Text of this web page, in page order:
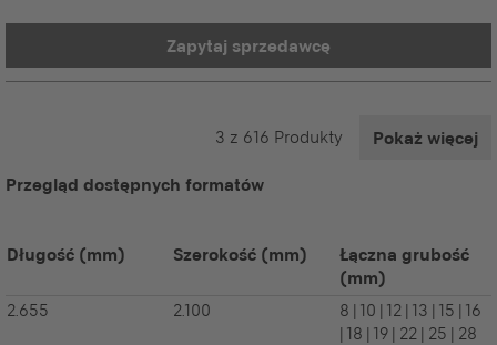
Zapytaj sprzedawcę
3 z 616 Produkty Pokaż więcej
Przegląd dostępnych formatów
Długość (mm) Szerokość (mm)
Łączna grubość
(mm)
2.655 2.100
8 | 10 | 12 | 13 | 15 | 16
| 18 | 19 | 22 | 25 | 28